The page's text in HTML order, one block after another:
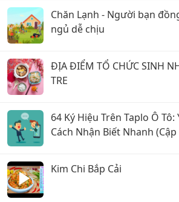
Chăn Lạnh - Người bạn
ngủ dễ chịu
ĐỊA ĐIỂM TỔ CHỨC SINH
TRE
64 Ký Hiệu Trên Taplo Ô
Cách Nhận Biết Nhanh
Kim Chi Bắp Cải